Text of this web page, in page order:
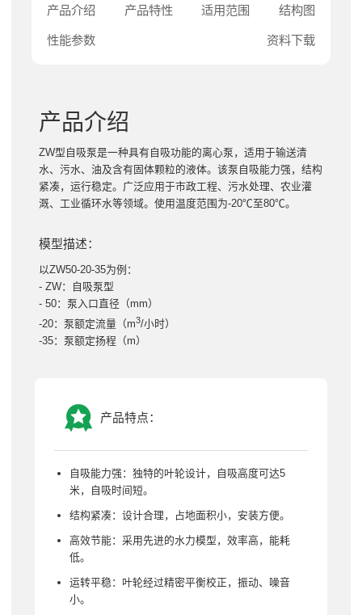
产品介绍 产品特性 适用范围 结构图
性能参数 资料下载
产品介绍
ZW型自吸泵是一种具有自吸功能的离心泵，适用于输送清
水、污水、油及含有固体颗粒的液体。该泵自吸能力强，结构
紧凑，运行稳定。广泛应用于市政工程、污水处理、农业灌
溉、工业循环水等领域。使用温度范围为-20℃至80℃。
模型描述：
以ZW50-20-35为例：
- ZW：自吸泵型
- 50：泵入口直径（mm）
-20：泵额定流量（m3/小时）
-35：泵额定扬程（m）
产品特点：
自吸能力强：独特的叶轮设计，自吸高度可达5
米，自吸时间短。
结构紧凑：设计合理，占地面积小，安装方便。
高效节能：采用先进的水力模型，效率高，能耗
低。
运转平稳：叶轮经过精密平衡校正，振动、噪音
小。